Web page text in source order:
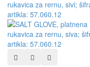
Dodaj u listu želja
Dodaj u listu za